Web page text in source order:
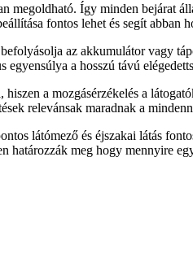
Így minden bejárat
fontos lehet és segít abban
az akkumulátor vagy
a hosszú távú
a mozgásérzékelés a
relevánsak maradnak a
látómező és éjszakai látás
meg hogy mennyire